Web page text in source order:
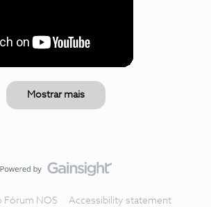
Mostrar mais
Fórum NOS Accessibility statement